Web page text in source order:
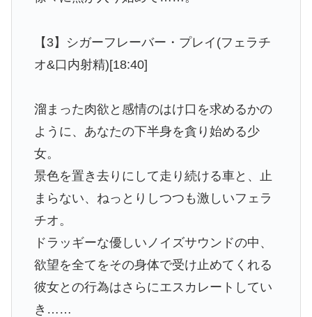
【3】シガーフレーバー・プレイ(フェラチ
オ&口内射精)[18:40]
溜まった肉欲と感情のはけ口を求めるかの
ように、あなたの下半身を貪り始める少
女。
景色を置き去りにして走り続ける車と、止
まらない、ねっとりしつつも激しいフェラ
チオ。
ドラッギーな優しいノイズサウンドの中、
欲望を全てをその身体で受け止めてくれる
彼女との行為はさらにエスカレートしてい
き……